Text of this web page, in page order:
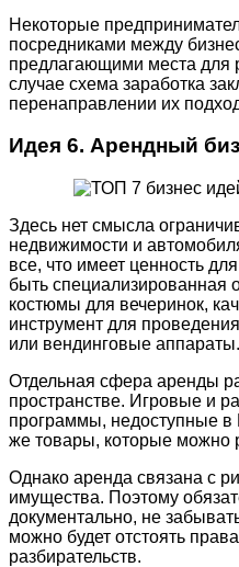
Некоторые
посредниками между
предлагающими места для
случае схема заработка
перенаправлении их
Идея 6. Арендный
Здесь нет смысла
недвижимости и
все, что имеет ценность
быть специализированная
костюмы для вечеринок,
инструмент для
или вендинговые аппараты.
Отдельная сфера аренды
пространстве. Игровые и
программы, недоступные в
же товары, которые можно
Однако аренда связана с
имущества. Поэтому
документально, не
можно будет отстоять
разбирательств.